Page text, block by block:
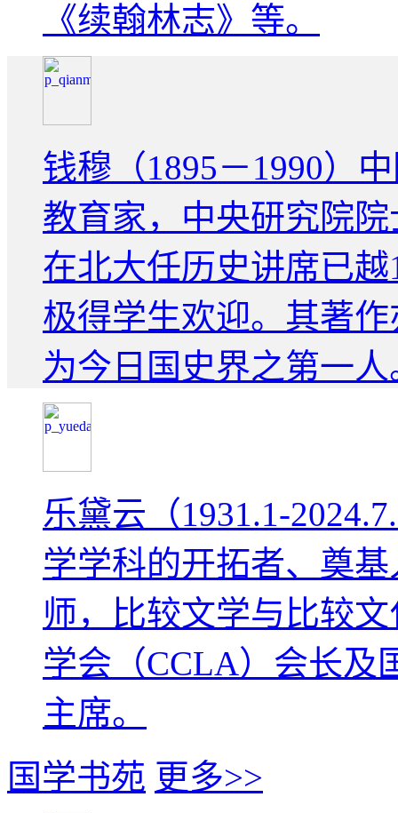
《续翰林志》等。
钱穆（1895－1990）
教育家，中央研究院
在北大任历史讲席已
极得学生欢迎。其著
为今日国史界之第一人
乐黛云（1931.1-
学学科的开拓者、奠
师，比较文学与比较
学会（CCLA）会长及
主席。
国学书苑 更多>>